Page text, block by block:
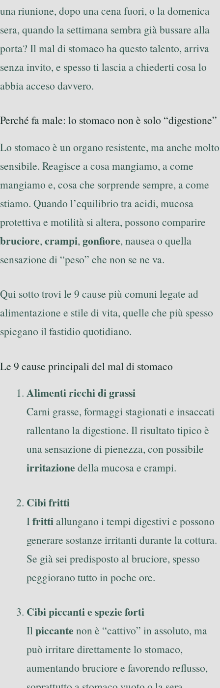
una riunione, dopo una cena fuori, o la domenica
sera, quando la settimana sembra già bussare alla
porta? Il mal di stomaco ha questo talento, arriva
senza invito, e spesso ti lascia a chiederti cosa lo
abbia acceso davvero.
Perché fa male: lo stomaco non è solo “digestione”
Lo stomaco è un organo resistente, ma anche molto
sensibile. Reagisce a cosa mangiamo, a come
mangiamo e, cosa che sorprende sempre, a come
stiamo. Quando l’equilibrio tra acidi, mucosa
protettiva e motilità si altera, possono comparire
bruciore, crampi, gonfiore, nausea o quella
sensazione di “peso” che non se ne va.
Qui sotto trovi le 9 cause più comuni legate ad
alimentazione e stile di vita, quelle che più spesso
spiegano il fastidio quotidiano.
Le 9 cause principali del mal di stomaco
Alimenti ricchi di grassi
Carni grasse, formaggi stagionati e insaccati
rallentano la digestione. Il risultato tipico è
una sensazione di pienezza, con possibile
irritazione della mucosa e crampi.
Cibi fritti
Ifrittiallungano i tempi digestivi e possono
generare sostanze irritanti durante la cottura.
Se già sei predisposto al bruciore, spesso
peggiorano tutto in poche ore.
Cibi piccanti e spezie forti
Ilpiccante non è “cattivo” in assoluto, ma
può irritare direttamente lo stomaco,
aumentando bruciore e favorendo reflusso,